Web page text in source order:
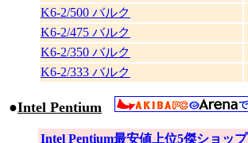
K6-2/500 バルク
K6-2/475 バルク
K6-2/350 バルク
K6-2/333 バルク
●Intel Pentium
Intel Pentium最安値上位5傑ショップ